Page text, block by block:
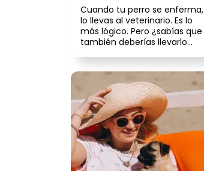
razón
Cuando tu perro se enferma,
lo llevas al veterinario. Es lo
más lógico. Pero ¿sabías que
también deberías llevarlo